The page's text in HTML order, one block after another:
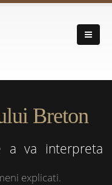
Breton
a va interpreta
explicati.